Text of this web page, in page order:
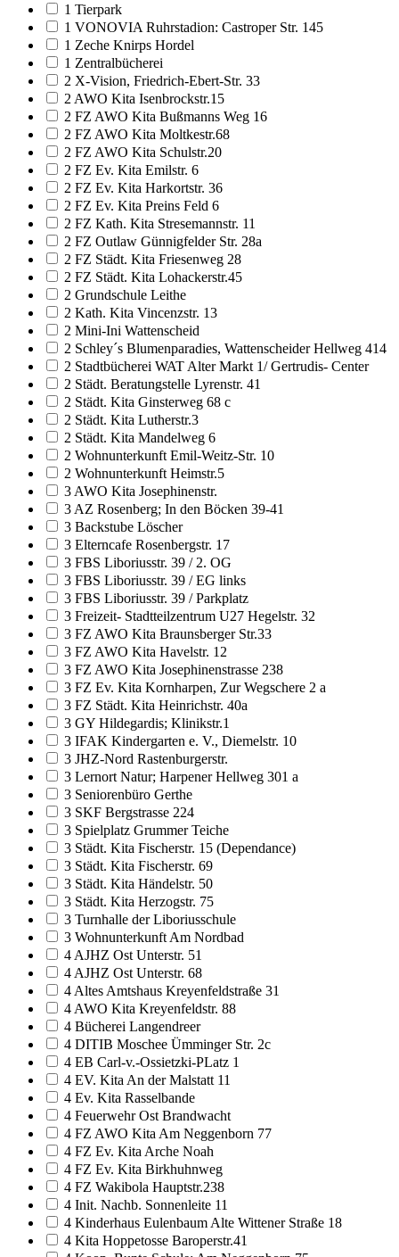
1 Tierpark
1 VONOVIA Ruhrstadion: Castroper Str. 145
1 Zeche Knirps Hordel
1 Zentralbücherei
2 X-Vision, Friedrich-Ebert-Str. 33
2 AWO Kita Isenbrockstr.15
2 FZ AWO Kita Bußmanns Weg 16
2 FZ AWO Kita Moltkestr.68
2 FZ AWO Kita Schulstr.20
2 FZ Ev. Kita Emilstr. 6
2 FZ Ev. Kita Harkortstr. 36
2 FZ Ev. Kita Preins Feld 6
2 FZ Kath. Kita Stresemannstr. 11
2 FZ Outlaw Günnigfelder Str. 28a
2 FZ Städt. Kita Friesenweg 28
2 FZ Städt. Kita Lohackerstr.45
2 Grundschule Leithe
2 Kath. Kita Vincenzstr. 13
2 Mini-Ini Wattenscheid
2 Schley´s Blumenparadies, Wattenscheider Hellweg 414
2 Stadtbücherei WAT Alter Markt 1/ Gertrudis- Center
2 Städt. Beratungstelle Lyrenstr. 41
2 Städt. Kita Ginsterweg 68 c
2 Städt. Kita Lutherstr.3
2 Städt. Kita Mandelweg 6
2 Wohnunterkunft Emil-Weitz-Str. 10
2 Wohnunterkunft Heimstr.5
3 AWO Kita Josephinenstr.
3 AZ Rosenberg; In den Böcken 39-41
3 Backstube Löscher
3 Elterncafe Rosenbergstr. 17
3 FBS Liboriusstr. 39 / 2. OG
3 FBS Liboriusstr. 39 / EG links
3 FBS Liboriusstr. 39 / Parkplatz
3 Freizeit- Stadtteilzentrum U27 Hegelstr. 32
3 FZ AWO Kita Braunsberger Str.33
3 FZ AWO Kita Havelstr. 12
3 FZ AWO Kita Josephinenstrasse 238
3 FZ Ev. Kita Kornharpen, Zur Wegschere 2 a
3 FZ Städt. Kita Heinrichstr. 40a
3 GY Hildegardis; Klinikstr.1
3 IFAK Kindergarten e. V., Diemelstr. 10
3 JHZ-Nord Rastenburgerstr.
3 Lernort Natur; Harpener Hellweg 301 a
3 Seniorenbüro Gerthe
3 SKF Bergstrasse 224
3 Spielplatz Grummer Teiche
3 Städt. Kita Fischerstr. 15 (Dependance)
3 Städt. Kita Fischerstr. 69
3 Städt. Kita Händelstr. 50
3 Städt. Kita Herzogstr. 75
3 Turnhalle der Liboriusschule
3 Wohnunterkunft Am Nordbad
4 AJHZ Ost Unterstr. 51
4 AJHZ Ost Unterstr. 68
4 Altes Amtshaus Kreyenfeldstraße 31
4 AWO Kita Kreyenfeldstr. 88
4 Bücherei Langendreer
4 DITIB Moschee Ümminger Str. 2c
4 EB Carl-v.-Ossietzki-PLatz 1
4 EV. Kita An der Malstatt 11
4 Ev. Kita Rasselbande
4 Feuerwehr Ost Brandwacht
4 FZ AWO Kita Am Neggenborn 77
4 FZ Ev. Kita Arche Noah
4 FZ Ev. Kita Birkhuhnweg
4 FZ Wakibola Hauptstr.238
4 Init. Nachb. Sonnenleite 11
4 Kinderhaus Eulenbaum Alte Wittener Straße 18
4 Kita Hoppetosse Baroperstr.41